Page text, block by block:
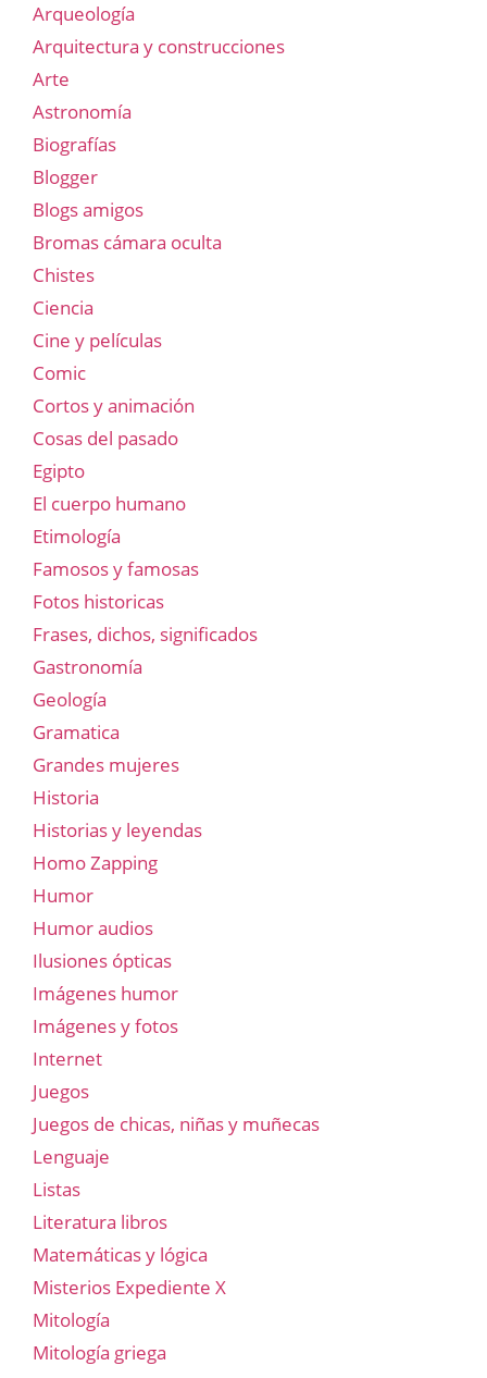
Arqueología
Arquitectura y construcciones
Arte
Astronomía
Biografías
Blogger
Blogs amigos
Bromas cámara oculta
Chistes
Ciencia
Cine y películas
Comic
Cortos y animación
Cosas del pasado
Egipto
El cuerpo humano
Etimología
Famosos y famosas
Fotos historicas
Frases, dichos, significados
Gastronomía
Geología
Gramatica
Grandes mujeres
Historia
Historias y leyendas
Homo Zapping
Humor
Humor audios
Ilusiones ópticas
Imágenes humor
Imágenes y fotos
Internet
Juegos
Juegos de chicas, niñas y muñecas
Lenguaje
Listas
Literatura libros
Matemáticas y lógica
Misterios Expediente X
Mitología
Mitología griega